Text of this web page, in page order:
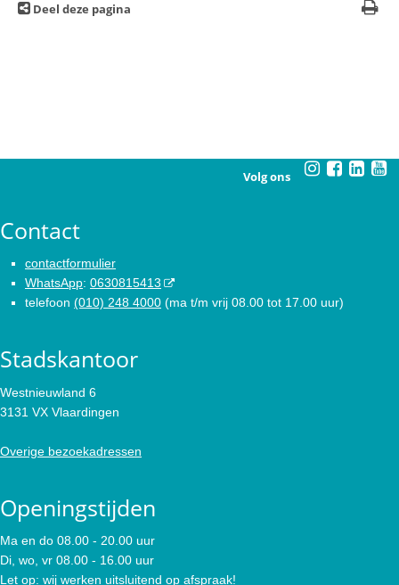
Deel deze pagina
Volg ons
Contact
contactformulier
WhatsApp: 0630815413
telefoon (010) 248 4000 (ma t/m vrij 08.00 tot 17.00 uur)
Stadskantoor
Westnieuwland 6
3131 VX Vlaardingen
Overige bezoekadressen
Openingstijden
Ma en do 08.00 - 20.00 uur
Di, wo, vr 08.00 - 16.00 uur
Let op: wij werken uitsluitend op afspraak!